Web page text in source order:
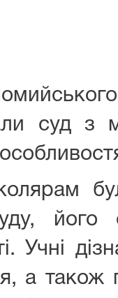
суд з
його
Учні
а також